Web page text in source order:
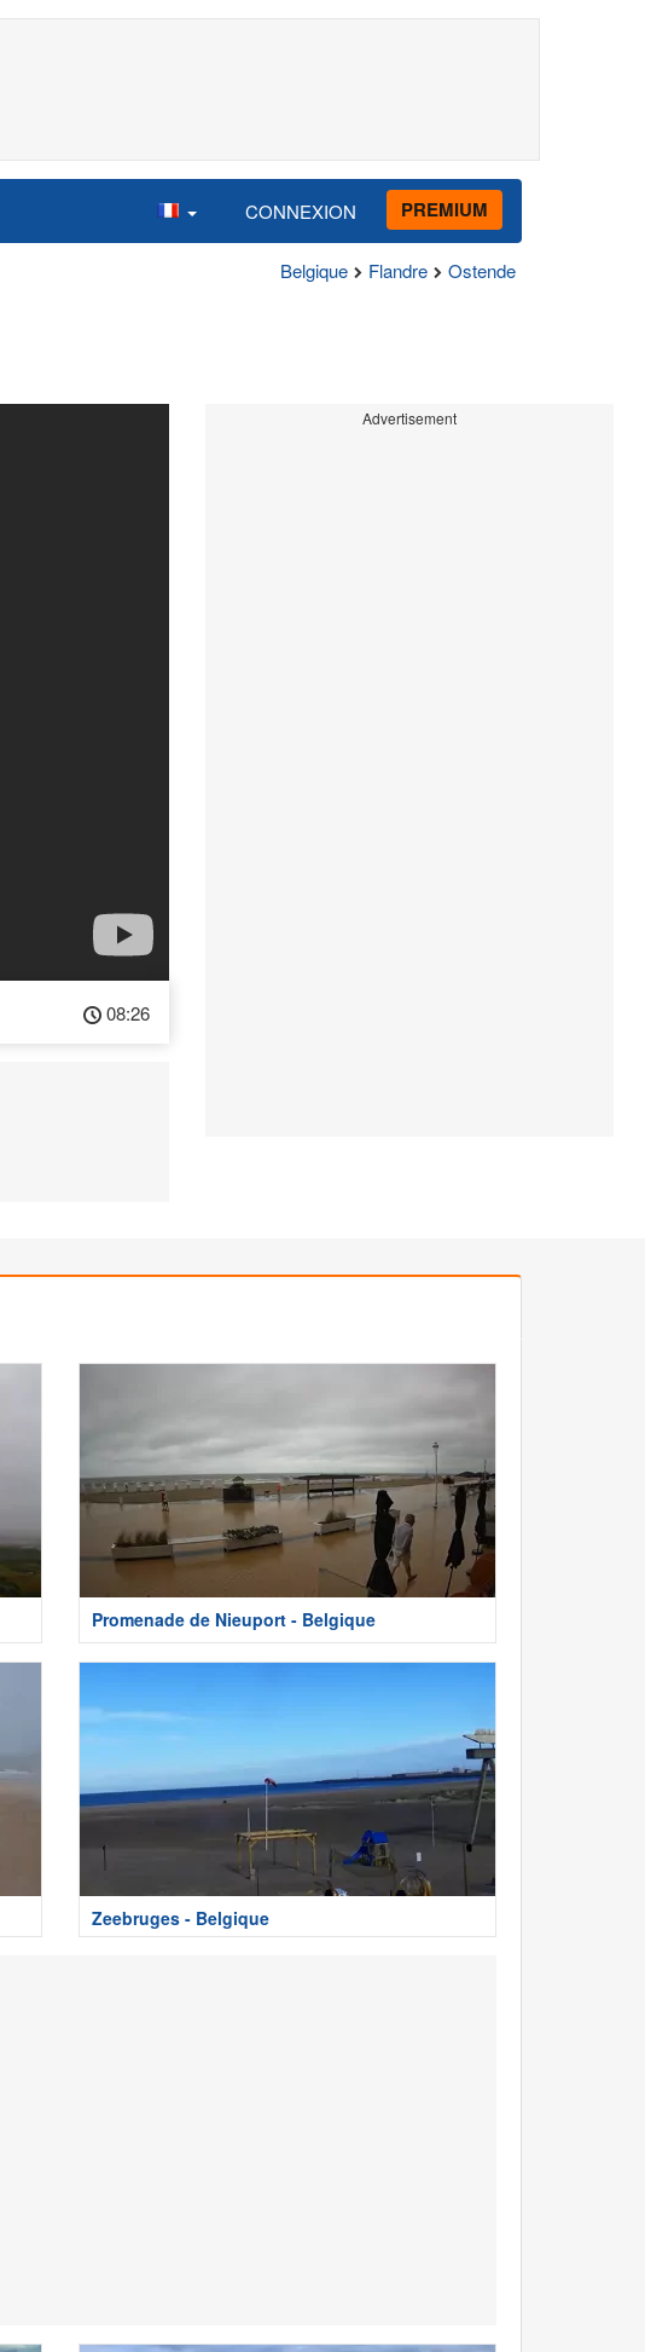
CONNEXION PREMIUM
Belgique Flandre Ostende
08:26
Advertisement
Promenade de Nieuport - Belgique
Zeebruges - Belgique